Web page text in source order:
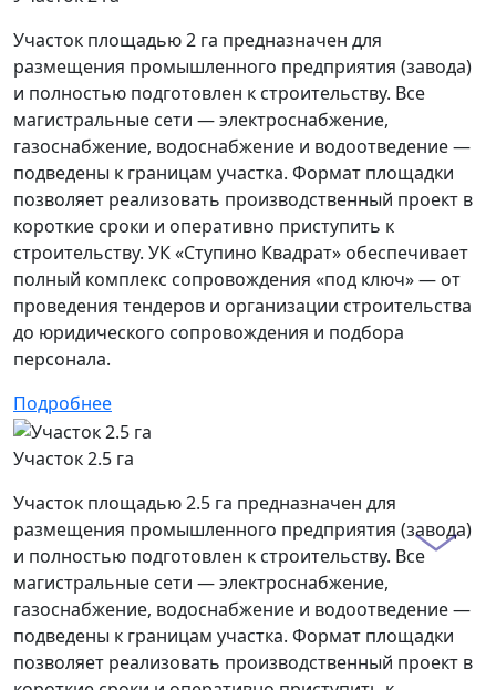
Участок площадью 2 га предназначен для
размещения промышленного предприятия (завода)
и полностью подготовлен к строительству. Все
магистральные сети — электроснабжение,
газоснабжение, водоснабжение и водоотведение —
подведены к границам участка. Формат площадки
позволяет реализовать производственный проект в
короткие сроки и оперативно приступить к
строительству. УК «Ступино Квадрат» обеспечивает
полный комплекс сопровождения «под ключ» — от
проведения тендеров и организации строительства
до юридического сопровождения и подбора
персонала.
Подробнее
Участок 2.5 га
Участок площадью 2.5 га предназначен для
размещения промышленного предприятия (завода)
и полностью подготовлен к строительству. Все
магистральные сети — электроснабжение,
газоснабжение, водоснабжение и водоотведение —
подведены к границам участка. Формат площадки
позволяет реализовать производственный проект в